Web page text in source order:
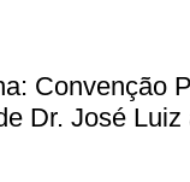
Convenção
Dr. José